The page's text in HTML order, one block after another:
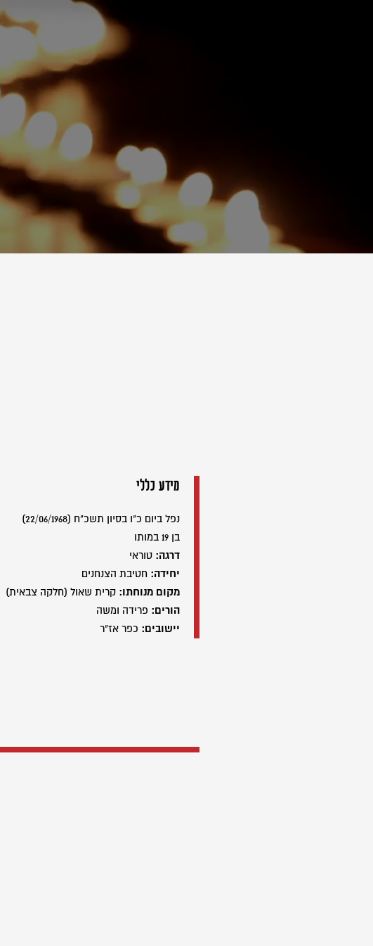
מידע כללי
נפל ביום כ"ו בסיון תשכ"ח (22/06/1968)
בן 19 במותו
דרגה: טוראי
יחידה: חטיבת הצנחנים
מקום מנוחתו: קרית שאול (חלקה צבאית)
הורים: פרידה ומשה
יישובים: כפר אז"ר